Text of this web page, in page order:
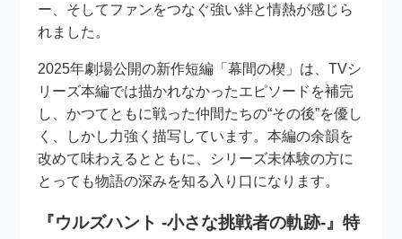
ー、そしてファンをつなぐ強い絆と情熱が感じら
れました。
2025年劇場公開の新作短編「幕間の楔」は、TVシ
リーズ本編では描かれなかったエピソードを補完
し、かつてともに戦った仲間たちの“その後”を優し
く、しかし力強く描写しています。本編の余韻を
改めて味わえるとともに、シリーズ未体験の方に
とっても物語の深みを知る入り口になります。
『ウルズハント -小さな挑戦者の軌跡-』特